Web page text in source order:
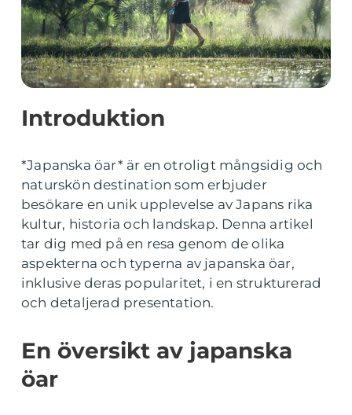
Introduktion
*Japanska öar* är en otroligt mångsidig och
naturskön destination som erbjuder
besökare en unik upplevelse av Japans rika
kultur, historia och landskap. Denna artikel
tar dig med på en resa genom de olika
aspekterna och typerna av japanska öar,
inklusive deras popularitet, i en strukturerad
och detaljerad presentation.
En översikt av japanska
öar